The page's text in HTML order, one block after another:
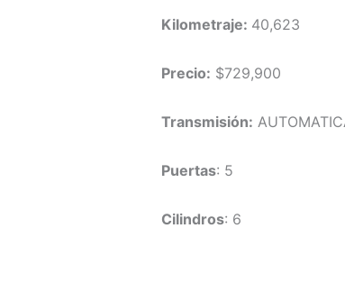
Kilometraje: 40,623
Precio: $729,900
Transmisión:
Puertas: 5
Cilindros: 6